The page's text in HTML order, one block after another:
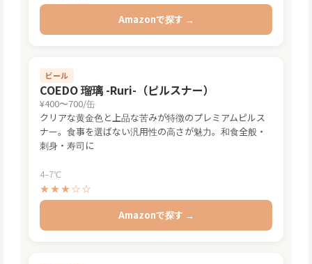
Amazonで探す →
ビール
COEDO 瑠璃 -Ruri-（ピルスナー）
¥400〜700/缶
クリアな黄金色と上品な苦みが特徴のプレミアムピルス
ナー。食事を選ばない汎用性の高さが魅力。和食全般・
刺身・寿司に
4–7℃
★★★☆☆
Amazonで探す →